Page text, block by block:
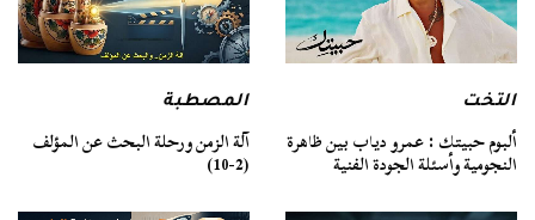
التخت
ألبوم حبيتك : عمرو دياب بين ظاهرة
النجومية وأسئلة الجودة الفنية
المصطبة
آلة الزمن ورحلة البحث عن المؤلف
(2-10)